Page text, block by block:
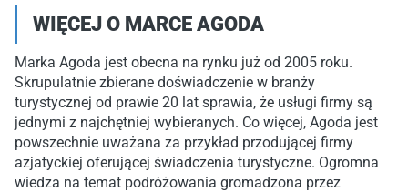
WIĘCEJ O MARCE AGODA
Marka Agoda jest obecna na rynku już od 2005 roku.
Skrupulatnie zbierane doświadczenie w branży
turystycznej od prawie 20 lat sprawia, że usługi firmy są
jednymi z najchętniej wybieranych. Co więcej, Agoda jest
powszechnie uważana za przykład przodującej firmy
azjatyckiej oferującej świadczenia turystyczne. Ogromna
wiedza na temat podróżowania gromadzona przez